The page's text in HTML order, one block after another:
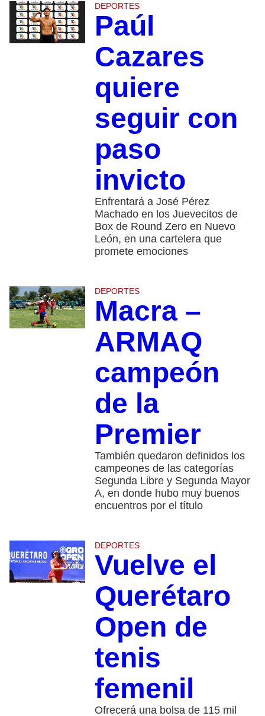
DEPORTES
Paúl
Cazares
quiere
seguir con
paso
invicto
Enfrentará a José Pérez
Machado en los Juevecitos de
Box de Round Zero en Nuevo
León, en una cartelera que
promete emociones
DEPORTES
Macra –
ARMAQ
campeón
de la
Premier
También quedaron definidos los
campeones de las categorías
Segunda Libre y Segunda Mayor
A, en donde hubo muy buenos
encuentros por el título
DEPORTES
Vuelve el
Querétaro
Open de
tenis
femenil
Ofrecerá una bolsa de 115 mil